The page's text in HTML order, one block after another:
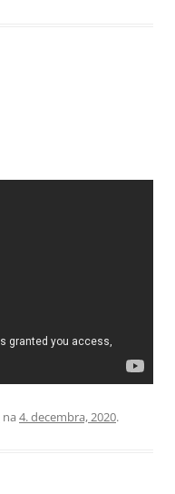
na 4. decembra, 2020.